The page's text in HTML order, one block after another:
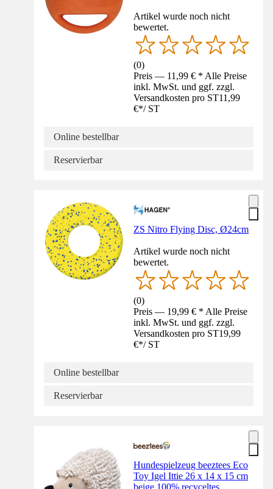
Artikel wurde noch nicht
bewertet.
(0)
Preis — 11,99 € * Alle Preise
inkl. MwSt. und ggf. zzgl.
Versandkosten pro ST11,99
€*/ ST
Online bestellbar
Reservierbar
ZS Nitro Flying Disc, Ø24cm
Artikel wurde noch nicht
bewertet.
(0)
Preis — 19,99 € * Alle Preise
inkl. MwSt. und ggf. zzgl.
Versandkosten pro ST19,99
€*/ ST
Online bestellbar
Reservierbar
Hundespielzeug beeztees Eco
Toy Igel Ittie 26 x 14 x 15 cm